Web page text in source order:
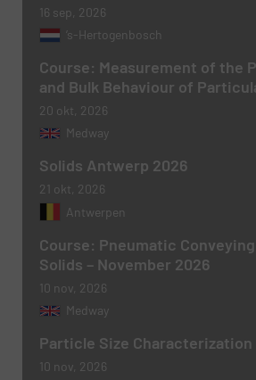
16 sep, 2026
’s-Hertogenbosch
Course: Measurement of the
and Bulk Behaviour of
20 okt, 2026
Medway
Solids Antwerp 2026
21 okt, 2026
Antwerpen
Course: Pneumatic
Solids – November 2026
10 nov, 2026
Medway
Particle Size Characterization
10 nov, 2026